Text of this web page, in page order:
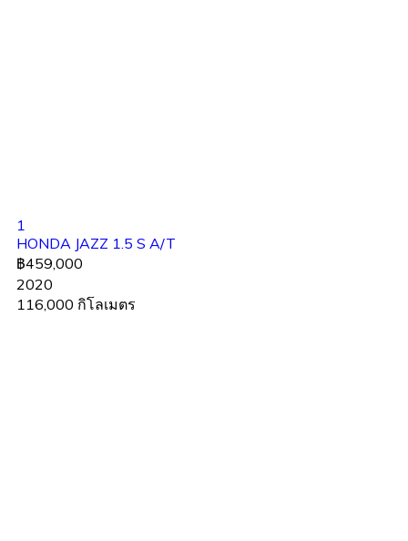
1
HONDA JAZZ 1.5 S A/T
฿459,000
2020
116,000 กิโลเมตร